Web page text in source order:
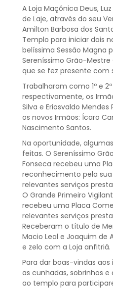
A Loja Maçônica Deus,
de Laje, através do seu
Amilton Barbosa dos
Templo para iniciar dois
belíssima Sessão Magna
Sereníssimo Grão-
que se fez presente com
Trabalharam como 1º e
respectivamente, os
Silva e Eriosvaldo
os novos Irmãos: Ícaro
Nascimento Santos.
Na oportunidade,
feitas. O Sereníssimo
Fonseca recebeu uma
reconhecimento pela
relevantes serviços
O Grande Primeiro
recebeu uma Placa
relevantes serviços
Receberam o título de
Macio Leal e Joaquim de
e zelo com a Loja anfitriã.
Para dar boas-vindas
as cunhadas, sobrinhos
ao templo para